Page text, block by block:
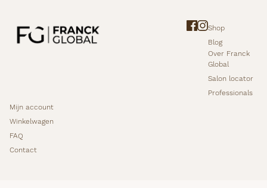
Shop
Blog
Over Franck
Global
Salon locator
Professionals
Mijn account
Winkelwagen
FAQ
Contact